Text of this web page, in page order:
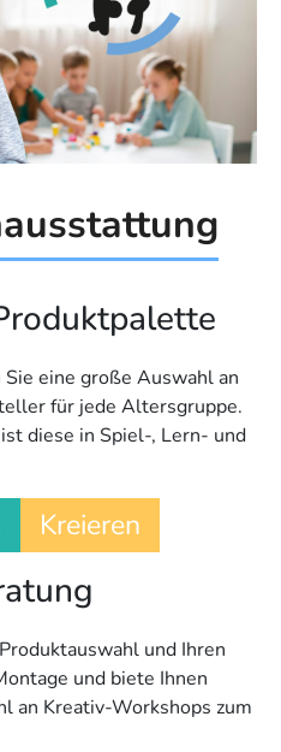
eine große Auswahl an
für jede Altersgruppe.
diese in Spiel-, Lern- und
Kreieren
und Ihren
und biete Ihnen
an Kreativ-Workshops zum